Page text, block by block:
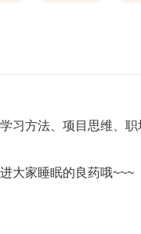
习方法、项目思维、职
大家睡眠的良药哦~~~